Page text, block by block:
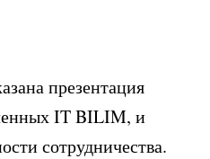
презентация
IT BILIM, и
сотрудничества.